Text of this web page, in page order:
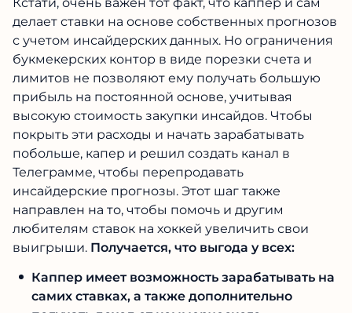
Кстати, очень важен тот факт, что каппер и сам
делает ставки на основе собственных
прогнозов с учетом инсайдерских данных. Но
ограничения букмекерских контор в виде
порезки счета и лимитов не позволяют ему
получать большую прибыль на постоянной
основе, учитывая высокую стоимость закупки
инсайдов. Чтобы покрыть эти расходы и начать
зарабатывать побольше, капер и решил
создать канал в Телеграмме, чтобы
перепродавать инсайдерские прогнозы. Этот
шаг также направлен на то, чтобы помочь и
свои выигрыши. Получается, что выгода у
всех: